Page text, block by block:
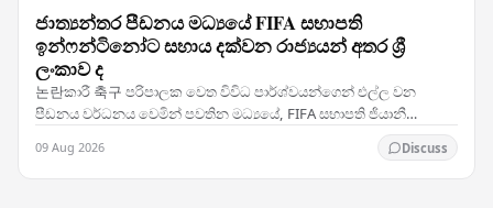
ජාත්‍යන්තර පීඩනය මධ්‍යයේ FIFA සභාපති
ඉන්ෆන්ටිනෝට සහාය දක්වන රාජ්‍යයන් අතර ශ්‍රී
ලංකාව ද
논란කාරී 축구 පරිපාලක වෙත විවිධ පාර්ශ්වයන්ගෙන් එල්ල වන
පීඩනය වර්ධනය වෙමින් පවතින මධ්‍යයේ, FIFA සභාපති ජියානී
ඉන්ෆන්ටිනෝට සිය සහාය පසක් කර ඇති රටවල් කණ්ඩායමක් අතර…
09 Aug 2026 Discuss